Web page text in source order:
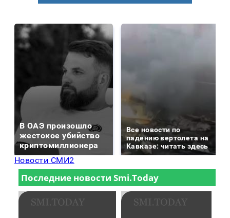
В ОАЭ произошло
жестокое убийство
криптомиллионера
Все новости по
падению вертолета на
Кавказе: читать здесь
Новости СМИ2